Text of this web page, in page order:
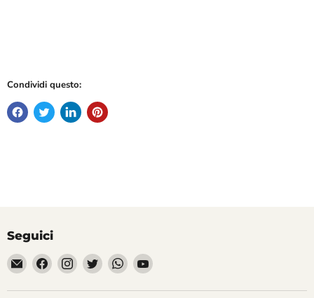
Condividi questo:
Seguici
Email
Divertilandia.it
Trovaci
su
Facebook
Trovaci
su
Instagram
Trovaci
su
Twitter
Trovaci
su
WhatsApp
Trovaci
YouTube